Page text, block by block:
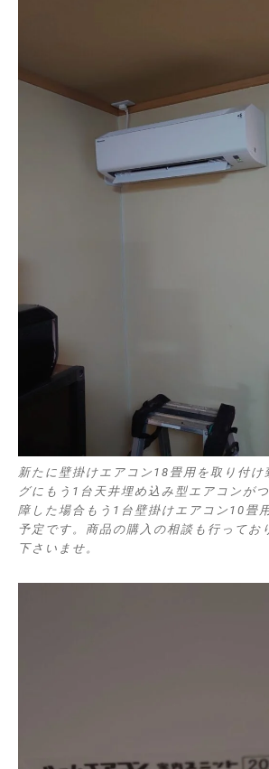
新たに壁掛けエアコン18畳用を取り付け
グにもう1台天井埋め込み型エアコンが
障した場合もう1台壁掛けエアコン10畳
予定です。商品の購入の相談も行ってお
下さいませ。